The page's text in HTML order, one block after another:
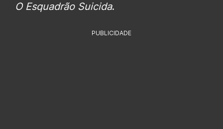
O Esquadrão Suicida.
PUBLICIDADE